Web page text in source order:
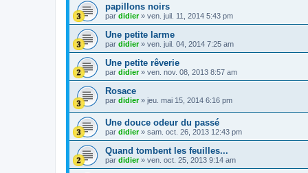
papillons noirs
par didier» ven. juil. 11, 2014 5:43 pm
Une petite larme
par didier» ven. juil. 04, 2014 7:25 am
Une petite rêverie
par didier» ven. nov. 08, 2013 8:57 am
Rosace
par didier» jeu. mai 15, 2014 6:16 pm
Une douce odeur du passé
par didier» sam. oct. 26, 2013 12:43 pm
Quand tombent les feuilles...
par didier» ven. oct. 25, 2013 9:14 am